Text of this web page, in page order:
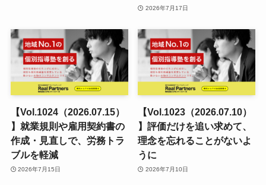
2026年7月17日
【Vol.1024（2026.07.15）
】就業規則や雇用契約書の
作成・見直しで、労務トラ
ブルを軽減
2026年7月15日
【Vol.1023（2026.07.10）
】評価だけを追い求めて、
理念を忘れることがないよ
うに
2026年7月10日